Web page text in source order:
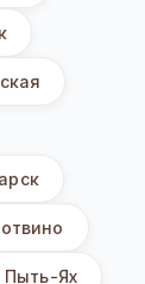
Пыть-Ях